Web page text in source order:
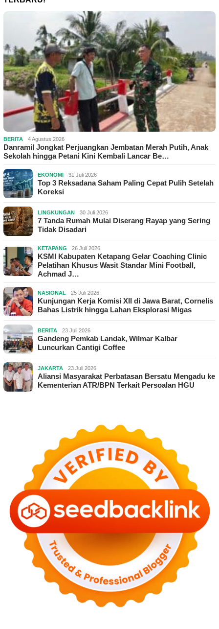
BERITA 4 Agustus 2026
Danramil Jongkat Perjuangkan Jembatan Merah Putih, Anak
Sekolah hingga Petani Kini Kembali Lancar Be…
EKONOMI 31 Juli 2026
Top 3 Reksadana Saham Paling Cepat Pulih Setelah
Koreksi
LINGKUNGAN 30 Juli 2026
7 Tanda Rumah Mulai Diserang Rayap yang Sering
Tidak Disadari
KETAPANG 26 Juli 2026
KSMI Kabupaten Ketapang Gelar Coaching Clinic
Pelatihan Khusus Wasit Standar Mini Football,
Achmad J…
NASIONAL 25 Juli 2026
Kunjungan Kerja Komisi XII di Jawa Barat, Cornelis
Bahas Listrik hingga Lahan Eksplorasi Migas
BERITA 23 Juli 2026
Gandeng Pemkab Landak, Wilmar Kalbar
Luncurkan Cantigi Coffee
JAKARTA 23 Juli 2026
Aliansi Masyarakat Perbatasan Bersatu Mengadu ke
Kementerian ATR/BPN Terkait Persoalan HGU